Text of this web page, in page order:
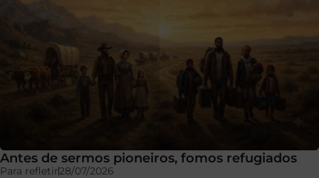
Antes de sermos pioneiros, fomos refugiados
Para refletir28/07/2026